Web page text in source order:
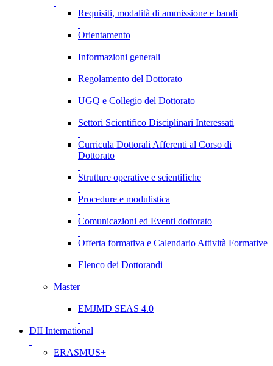
Requisiti, modalità di ammissione e bandi
Orientamento
Informazioni generali
Regolamento del Dottorato
UGQ e Collegio del Dottorato
Settori Scientifico Disciplinari Interessati
Curricula Dottorali Afferenti al Corso di
Dottorato
Strutture operative e scientifiche
Procedure e modulistica
Comunicazioni ed Eventi dottorato
Offerta formativa e Calendario Attività Formative
Elenco dei Dottorandi
Master
EMJMD SEAS 4.0
DII International
ERASMUS+